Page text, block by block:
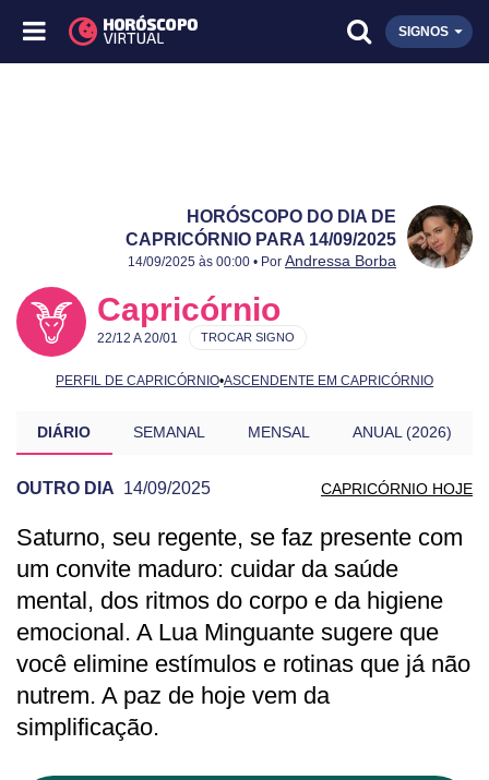
SIGNOS
HORÓSCOPO DO DIA DE
CAPRICÓRNIO PARA 14/09/2025
Publicado:
14/09/2025
Atualizado:
14/09/2025
14/09/2025 às 00:00 • Por Andressa Borba
Capricórnio
22/12 A 20/01
PERFIL DE CAPRICÓRNIO•ASCENDENTE EM CAPRICÓRNIO
TROCAR SIGNO
DIÁRIO SEMANAL MENSAL ANUAL (2026)
OUTRO DIA 14/09/2025 CAPRICÓRNIO HOJE
PREVISÃO DE CAPRICÓRNIO PARA
Saturno, seu regente, se faz presente com
um convite maduro: cuidar da saúde
mental, dos ritmos do corpo e da higiene
emocional. A Lua Minguante sugere que
você elimine estímulos e rotinas que já não
nutrem. A paz de hoje vem da
simplificação.